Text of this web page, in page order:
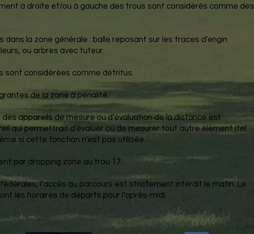
à droite et/ou à gauche des trous sont considérés comme des
la zone générale : balle reposant sur les traces d'engin
ou arbres avec tuteur.
sont considérées comme détritus.
de la zone à pénalité.
des appareils de mesure ou d'évaluation de la distance est
qui permettrait d'évaluer ou de mesurer tout autre élément (tel
si cette fonction n'est pas utilisée.
par dropping zone au trou 17.
l’accès au parcours est strictement interdit le matin. Le
les horaires de départs pour l’après-midi.